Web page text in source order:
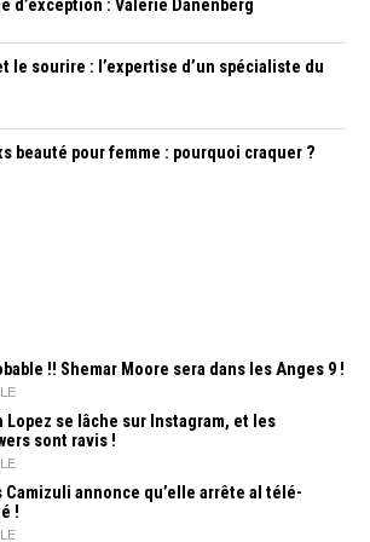
d’exception : Valérie Danenberg
le sourire : l’expertise d’un spécialiste du
beauté pour femme : pourquoi craquer ?
!! Shemar Moore sera dans les Anges 9 !
Lopez se lâche sur Instagram, et les
sont ravis !
Camizuli annonce qu’elle arrête al télé-
!